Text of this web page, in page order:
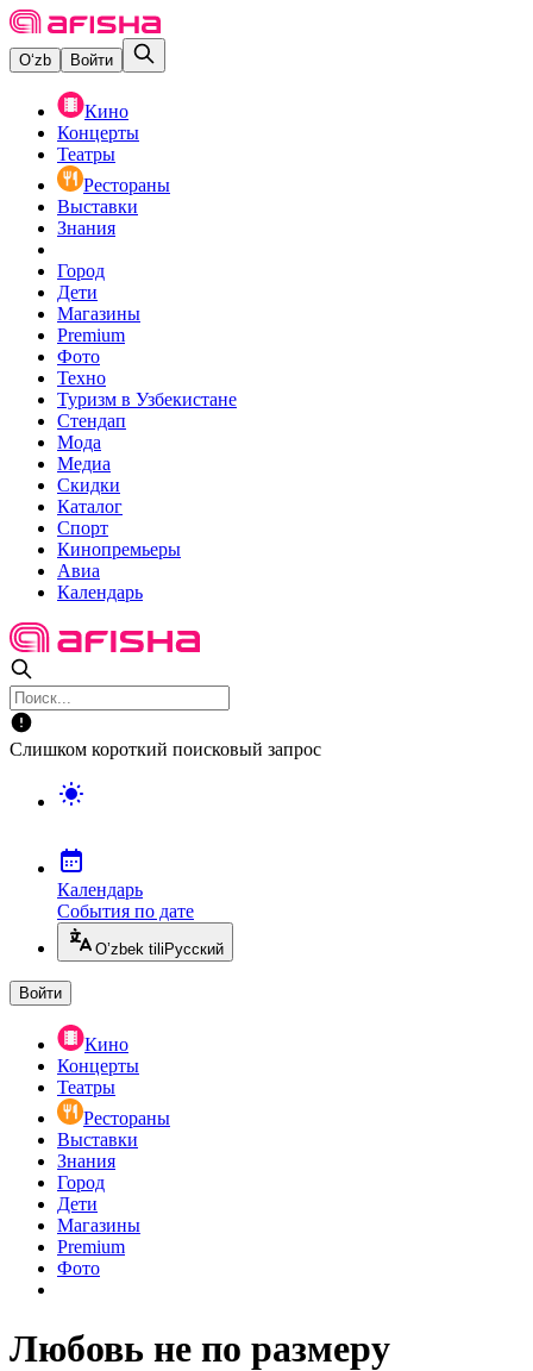
O‘zb Войти
Кино
Концерты
Театры
Рестораны
Выставки
Знания
Город
Дети
Магазины
Premium
Фото
Техно
Туризм в Узбекистане
Стендап
Мода
Медиа
Скидки
Каталог
Спорт
Кинопремьеры
Авиа
Календарь
Слишком короткий поисковый запрос
Календарь
События по дате
O’zbek tili Русский
Войти
Кино
Концерты
Театры
Рестораны
Выставки
Знания
Город
Дети
Магазины
Premium
Фото
Любовь не по размеру